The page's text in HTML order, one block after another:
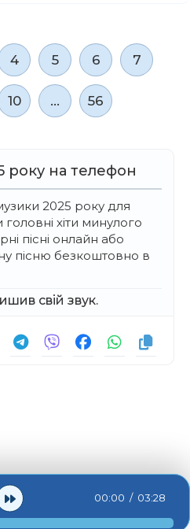
4 5 6 7
10 ... 56
року на телефон
2025 року для
головні хіти минулого
пісні онлайн або
пісню безкоштовно в
свій звук.
00:00 03:28